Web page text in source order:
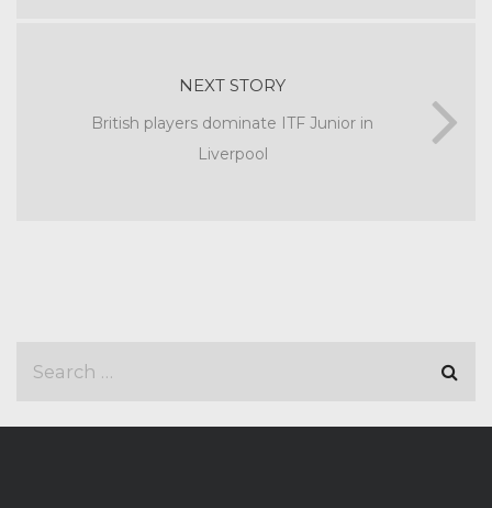
NEXT STORY
British players dominate ITF Junior in
Liverpool